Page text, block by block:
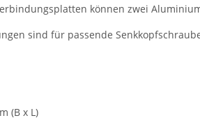
können zwei
sind für passende
(B x L)